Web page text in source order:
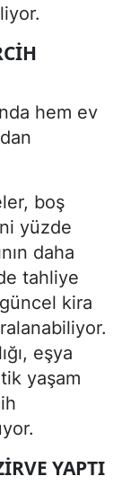
hem ev
boş
yüzde
daha
tahliye
kira
eşya
yaşam
YAPTI